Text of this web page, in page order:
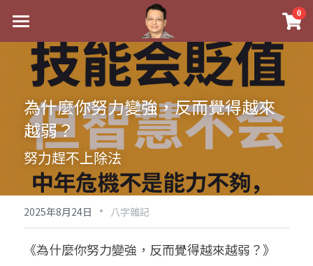
0
最新消息
關於我
實體經營
祖傳命理
手工印鑑
課程介紹
五行八字學
後天派陽宅
Blog
黃金會員專區
八字雜記
試閱專區
Podcast聽書
線上學苑
為什麼你努力變強，反而覺得越來
越弱？
努力趕不上除法
2025年8月24日 · 八字雜記
《為什麼你努力變強，反而覺得越來越弱？》
×
商品分類
八字線上完整班
科學八字推理PDF
《十神高階實戰錄》完整典藏版
1美元超值PDF